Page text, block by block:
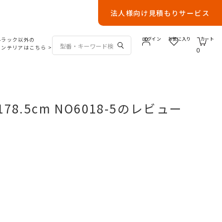
法人様向け見積もりサービス
ック以外の
テリアはこちら >
ログイン お気に入り
0
カート
NO6018-5のレビュー